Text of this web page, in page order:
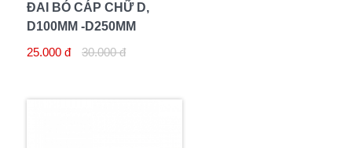
ĐAI BÓ CÁP CHỮ D,
D100MM -D250MM
25.000 đ
30.000 đ